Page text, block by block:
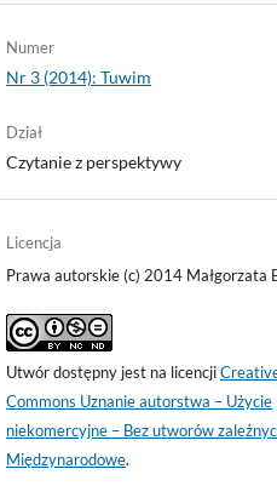
Numer
Nr 3 (2014): Tuwim
Dział
Czytanie z perspektywy
Licencja
Prawa autorskie (c) 2014 Małgorzata
Utwór dostępny jest na licencji
Commons Uznanie autorstwa – Użycie
niekomercyjne – Bez utworów
Międzynarodowe.